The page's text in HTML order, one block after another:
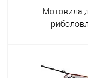
Мотовила